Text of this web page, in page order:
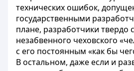
технических ошибок,
государственными
плане, разработчики твердо
незабвенного чеховского
с его постоянным «как бы
В остальном, даже если и